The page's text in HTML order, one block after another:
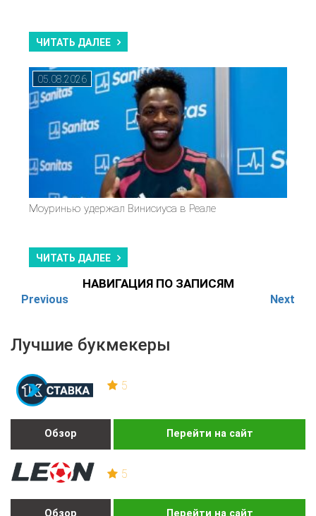
Лучшие букмекеры
5
Обзор Перейти на сайт
5
Обзор Перейти на сайт
ЧИТАТЬ ДАЛЕЕ
05.08.2026
Моуринью удержал Винисиуса в Реале
ЧИТАТЬ ДАЛЕЕ
НАВИГАЦИЯ ПО ЗАПИСЯМ
Previous Next